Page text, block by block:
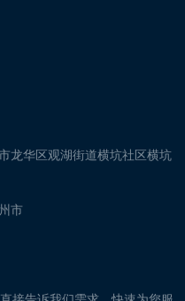
龙华区观湖街道横坑社区横坑
市